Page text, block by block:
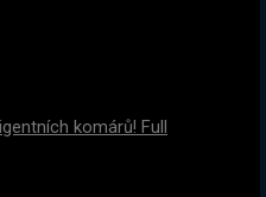
komárů! Full